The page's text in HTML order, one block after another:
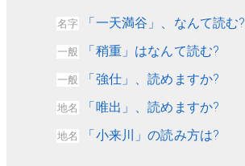
名字 「一天満谷」、なんて読む?
一般 「稍重」はなんて読む?
一般 「強仕」、読めますか?
地名 「唯出」、読めますか?
地名 「小来川」の読み方は?